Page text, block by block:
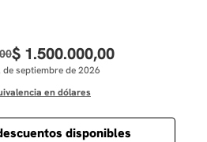
00$ 1.500.000,00
de septiembre de 2026
en dólares
disponibles